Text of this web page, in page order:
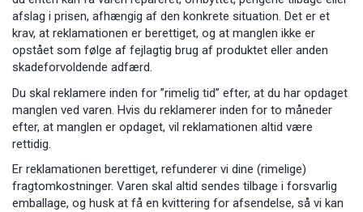
afslag i prisen, afhængig af den konkrete situation. Det er et
krav, at reklamationen er berettiget, og at manglen ikke er
opstået som følge af fejlagtig brug af produktet eller anden
skadeforvoldende adfærd.
Du skal reklamere inden for ”rimelig tid” efter, at du har opdaget
manglen ved varen. Hvis du reklamerer inden for to måneder
efter, at manglen er opdaget, vil reklamationen altid være
rettidig.
Er reklamationen berettiget, refunderer vi dine (rimelige)
fragtomkostninger. Varen skal altid sendes tilbage i forsvarlig
emballage, og husk at få en kvittering for afsendelse, så vi kan